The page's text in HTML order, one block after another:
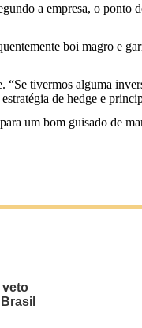
a empresa, o ponto
boi magro e
tivermos alguma
de hedge e
um bom guisado de
veto